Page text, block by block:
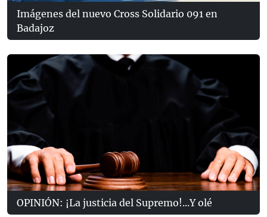
Imágenes del nuevo Cross Solidario 091 en
Badajoz
OPINIÓN: ¡La justicia del Supremo!...Y olé